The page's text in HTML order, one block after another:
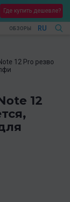
Где купить дешевле?
ОБЗОРЫ RU
12 Pro резво
12